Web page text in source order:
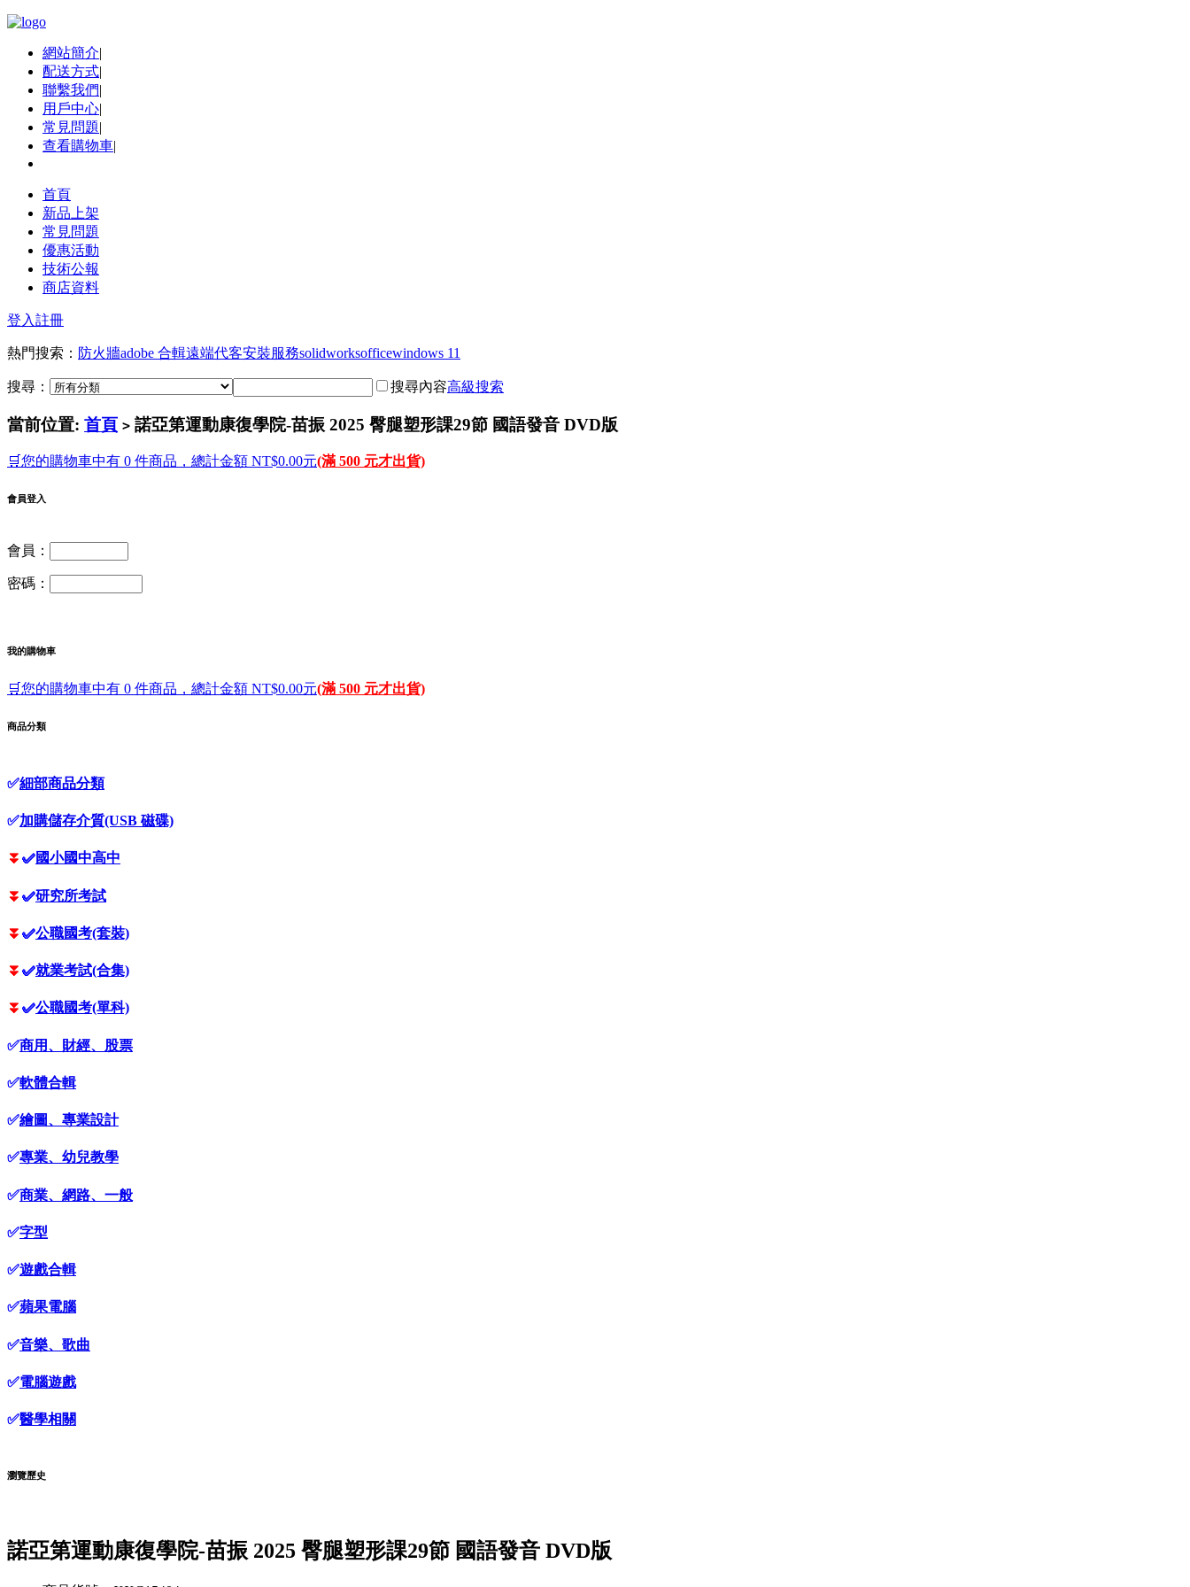
網站簡介|
配送方式|
聯繫我們|
用戶中心|
常見問題|
查看購物車|
首頁
新品上架
常見問題
優惠活動
技術公報
商店資料
登入註冊
熱門搜索： 防火牆adobe 合輯遠端代客安裝服務solidworksofficewindows 11
搜尋： 搜尋內容高級搜索
當前位置: 首頁 > 諾亞第運動康復學院-苗振 2025 臀腿塑形課29節 國語發音 DVD版
🛒您的購物車中有 0 件商品，總計金額 NT$0.00元(滿 500 元才出貨)
會員登入
會員：
密碼：
我的購物車
🛒您的購物車中有 0 件商品，總計金額 NT$0.00元(滿 500 元才出貨)
商品分類
✅細部商品分類
✅加購儲存介質(USB 磁碟)
⏬ ✅國小國中高中
⏬ ✅研究所考試
⏬ ✅公職國考(套裝)
⏬ ✅就業考試(合集)
⏬ ✅公職國考(單科)
✅商用、財經、股票
✅軟體合輯
✅繪圖、專業設計
✅專業、幼兒教學
✅商業、網路、一般
✅字型
✅遊戲合輯
✅蘋果電腦
✅音樂、歌曲
✅電腦遊戲
✅醫學相關
瀏覽歷史
諾亞第運動康復學院-苗振 2025 臀腿塑形課29節 國語發音 DVD版